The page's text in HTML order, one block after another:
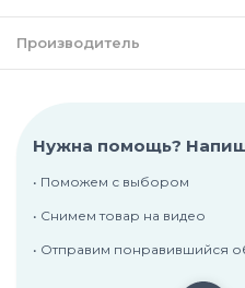
Производитель
Нужна помощь?
• Поможем с выбором
• Снимем товар на видео
• Отправим понравившийся